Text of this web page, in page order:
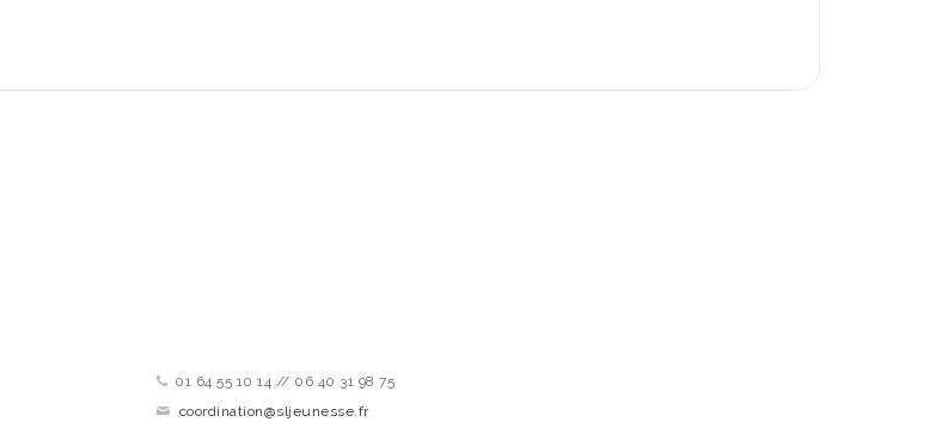
01 64 55 10 14 // 06 40 31 98 75
coordination@sljeunesse.fr